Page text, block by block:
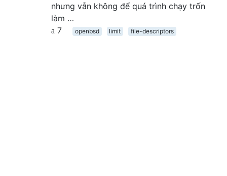
nhưng vẫn không để quá trình chạy trốn
làm …
7
openbsd limit file-descriptors